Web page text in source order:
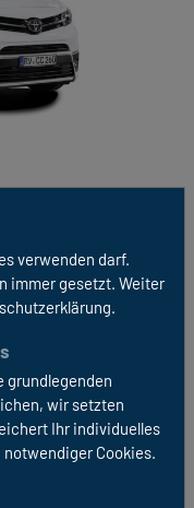
144 PS inkl.
Kühlbox etc.)
verwenden darf.
immer gesetzt. Weiter
grundlegenden
wir setzten
Ihr individuelles
Cookies.